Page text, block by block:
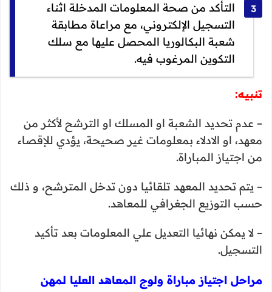
التأكد من صحة المعلومات المدخلة اثناء
التسجيل الإلكتروني، مع مراعاة مطابقة
شعبة البكالوريا المحصل عليها مع سلك
التكوين المرغوب فيه.
تنبيه:
– عدم تحديد الشعبة او المسلك او الترشح لأكثر من
معهد، او الادلاء بمعلومات غير صحيحة، يؤدي للإقصاء
من اجتياز المباراة.
– يتم تحديد المعهد تلقائيا دون تدخل المترشح، و ذلك
حسب التوزيع الجغرافي للمعاهد.
– لا يمكن نهائيا التعديل علي المعلومات بعد تأكيد
التسجيل.
مراحل اجتياز مباراة ولوج المعاهد العليا لمهن